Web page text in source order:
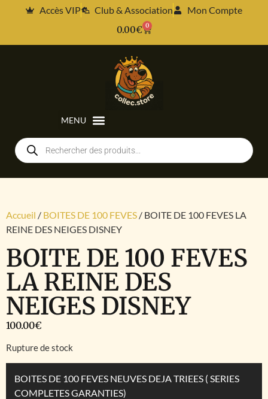
Accès VIP Club & Association
Mon Compte
0.00€ 0
Accueil / BOITES DE 100 FEVES / BOITE DE 100 FEVES LA
REINE DES NEIGES DISNEY
BOITE DE 100 FEVES
LA REINE DES
NEIGES DISNEY
100.00€
Rupture de stock
BOITES DE 100 FEVES NEUVES DEJA TRIEES ( SERIES
COMPLETES GARANTIES)